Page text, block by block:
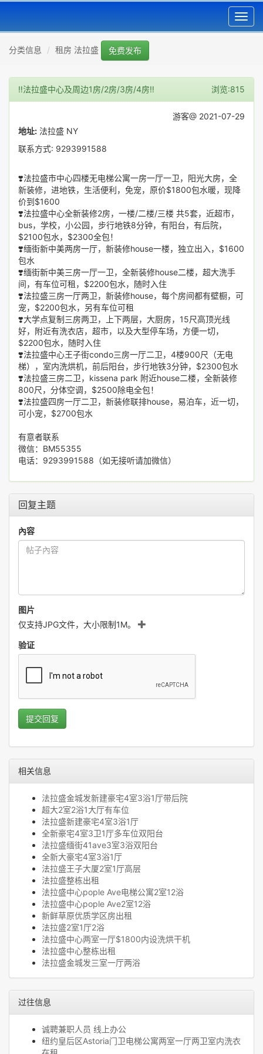
分类信息 租房 法拉盛 免费发布
‼️法拉盛中心及周边1房/2房/3房/4房‼️ 浏览:815
游客@ 2021-07-29
地址: 法拉盛 NY
联系方式: 9293991588
❣️法拉盛市中心四楼无电梯公寓一房一厅一卫，阳光大房，全
新装修，进地铁，生活便利，免宠，原价$1800包水暖，现降
价到$1600
❣️法拉盛中心全新装修2房，一楼/二楼/三楼 共5套，近超市，
bus，学校，小公园，步行地铁8分钟，有阳台，有后院，
$2100包水，$2300全包！
❣️缅街新中美两房一厅，新装修house一楼，独立出入，$1600
包水
❣️缅街新中美三房一厅一卫，全新装修house二楼，超大洗手
间，有车位可租，$2200包水，随时入住
❣️法拉盛三房一厅两卫，新装修house，每个房间都有壁橱，可
宠，$2200包水，另有车位可租
❣️大学点复制三房两卫，上下两层，大厨房，15尺高顶光线
好，附近有洗衣店，超市，以及大型停车场，方便一切，
$2200包水，随时入住
❣️法拉盛中心王子街condo三房一厅二卫，4楼900尺（无电
梯），室内洗烘机，前后阳台，步行地铁3分钟，$2300包水
❣️法拉盛三房二卫，kissena park 附近house二楼，全新装修
800尺，分体空调，$2500除电全包！
❣️法拉盛四房一厅二卫，新装修联排house，易泊车，近一切，
可小宠，$2700包水
有意者联系
微信：BM55355
电话：9293991588（如无接听请加微信）
回复主题
內容
图片
仅支持JPG文件，大小限制1M。
验证
提交回复
相关信息
法拉盛金城发新建豪宅4室3浴1厅带后院
超大2室2浴1大厅有车位
法拉盛新建豪宅4室3浴1厅
全新豪宅4室3卫1厅多车位双阳台
法拉盛缅街41ave3室3浴双阳台
全新大豪宅4室3浴1厅
法拉盛王子大厦2室1厅高层
法拉盛整栋出租
法拉盛中心pople Ave电梯公寓2室12浴
法拉盛中心pople Ave2室12浴
新鲜草原优质学区房出租
法拉盛2室1厅2浴
法拉盛中心两室一厅$1800内设洗烘干机
法拉盛中心整栋出租
法拉盛金城发三室一厅两浴
过往信息
诚聘兼职人员 线上办公
纽约皇后区Astoria门卫电梯公寓两室一厅两卫室内洗衣